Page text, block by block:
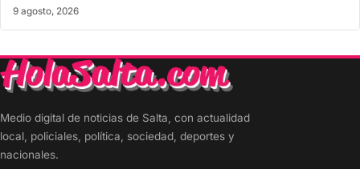
9 agosto, 2026
Medio digital de noticias de Salta, con actualidad
local, policiales, política, sociedad, deportes y
nacionales.